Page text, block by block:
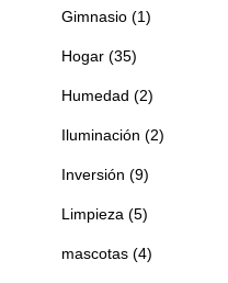
Gimnasio(1)
Hogar(35)
Humedad (2)
Iluminación (2)
Inversión (9)
Limpieza (5)
mascotas(4)